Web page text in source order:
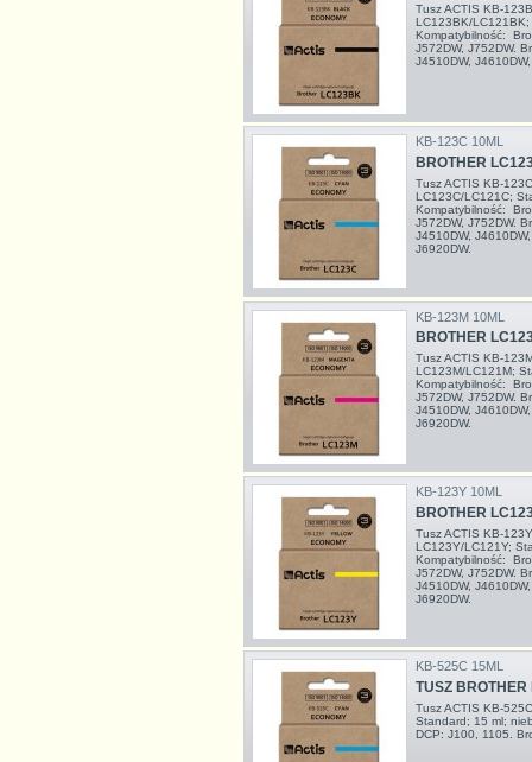
Tusz ACTIS KB-
LC123BK/
Kompatybilność:
J572DW, J752DW.
J4510DW,
KB-123C 10ML
BROTHER
Tusz ACTIS KB-
LC123C/LC121C;
Kompatybilność:
J572DW, J752DW.
J4510DW,
J6920DW.
KB-123M 10ML
BROTHER
Tusz ACTIS KB-
LC123M/LC121M;
Kompatybilność:
J572DW, J752DW.
J4510DW,
J6920DW.
KB-123Y 10ML
BROTHER
Tusz ACTIS KB-
LC123Y/LC121Y;
Kompatybilność:
J572DW, J752DW.
J4510DW,
J6920DW.
KB-525C 15ML
TUSZ
Tusz ACTIS KB-
Standard; 15 ml;
DCP: J100, 1105.